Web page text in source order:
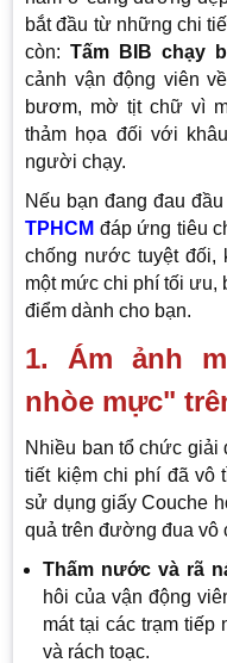
bắt đầu từ những chi
còn:Tấm BIB chạy
cảnh vận động viên
bươm, mờ tịt chữ vì
thảm họa đối với
người chạy.
Nếu bạn đang đau
TPHCM đáp ứng tiêu
chống nước tuyệt đối,
một mức chi phí tối ưu,
điểm dành cho bạn.
1. Ám ảnh
nhòe mực"
Nhiều ban tổ chức giải
tiết kiệm chi phí đã vô
sử dụng giấy Couche
quả trên đường đua vô
Thấm nước và rã
hôi của vận động
mát tại các trạm
và rách toạc.